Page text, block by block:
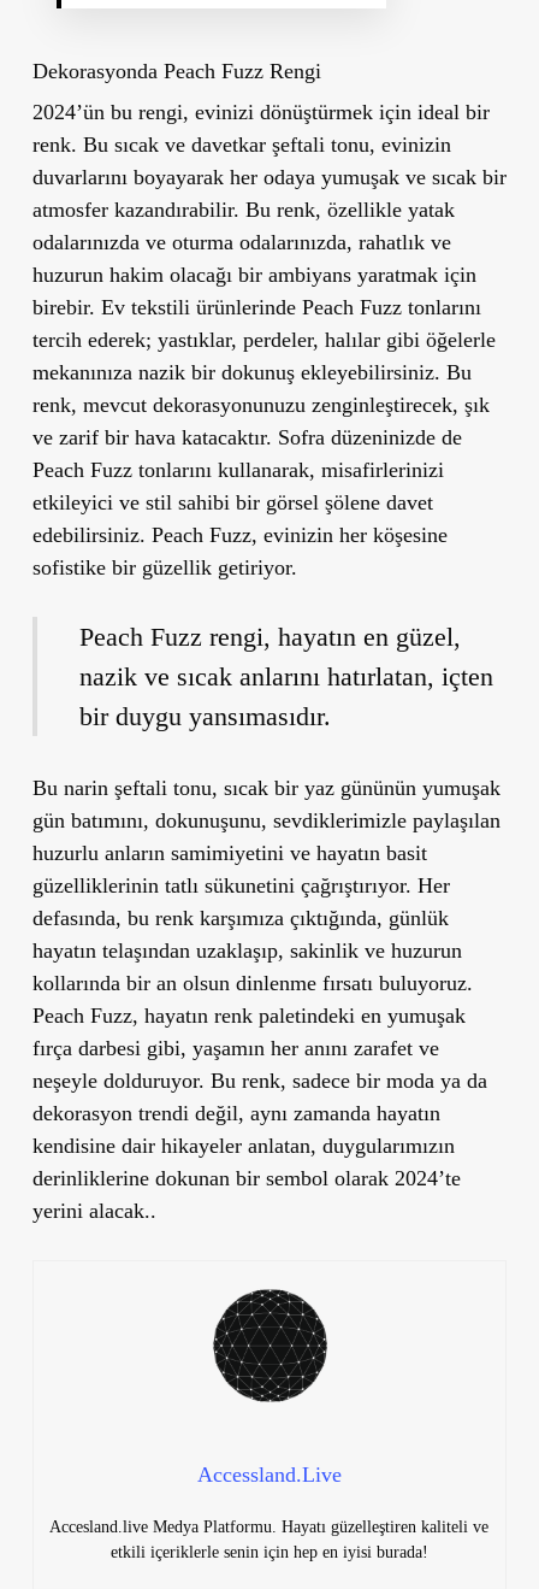
Dekorasyonda Peach Fuzz Rengi
2024’ün bu rengi, evinizi dönüştürmek için ideal bir
renk. Bu sıcak ve davetkar şeftali tonu, evinizin
duvarlarını boyayarak her odaya yumuşak ve sıcak bir
atmosfer kazandırabilir. Bu renk, özellikle yatak
odalarınızda ve oturma odalarınızda, rahatlık ve
huzurun hakim olacağı bir ambiyans yaratmak için
birebir. Ev tekstili ürünlerinde Peach Fuzz tonlarını
tercih ederek; yastıklar, perdeler, halılar gibi öğelerle
mekanınıza nazik bir dokunuş ekleyebilirsiniz. Bu
renk, mevcut dekorasyonunuzu zenginleştirecek, şık
ve zarif bir hava katacaktır. Sofra düzeninizde de
Peach Fuzz tonlarını kullanarak, misafirlerinizi
etkileyici ve stil sahibi bir görsel şölene davet
edebilirsiniz. Peach Fuzz, evinizin her köşesine
sofistike bir güzellik getiriyor.
Peach Fuzz rengi, hayatın en güzel,
nazik ve sıcak anlarını hatırlatan, içten
bir duygu yansımasıdır.
Bu narin şeftali tonu, sıcak bir yaz gününün yumuşak
gün batımını, dokunuşunu, sevdiklerimizle paylaşılan
huzurlu anların samimiyetini ve hayatın basit
güzelliklerinin tatlı sükunetini çağrıştırıyor. Her
defasında, bu renk karşımıza çıktığında, günlük
hayatın telaşından uzaklaşıp, sakinlik ve huzurun
kollarında bir an olsun dinlenme fırsatı buluyoruz.
Peach Fuzz, hayatın renk paletindeki en yumuşak
fırça darbesi gibi, yaşamın her anını zarafet ve
neşeyle dolduruyor. Bu renk, sadece bir moda ya da
dekorasyon trendi değil, aynı zamanda hayatın
kendisine dair hikayeler anlatan, duygularımızın
derinliklerine dokunan bir sembol olarak 2024’te
yerini alacak..
Accessland.Live
Accesland.live Medya Platformu. Hayatı güzelleştiren kaliteli ve
etkili içeriklerle senin için hep en iyisi burada!